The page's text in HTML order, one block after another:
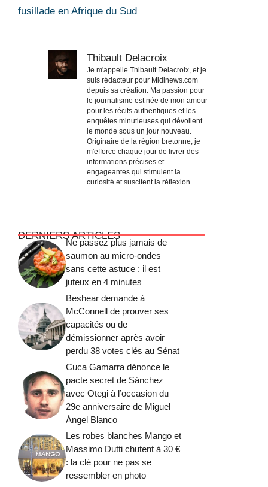
fusillade en Afrique du Sud
Thibault Delacroix
Je m'appelle Thibault Delacroix, et je
suis rédacteur pour Midinews.com
depuis sa création. Ma passion pour
le journalisme est née de mon amour
pour les récits authentiques et les
enquêtes minutieuses qui dévoilent
le monde sous un jour nouveau.
Originaire de la région bretonne, je
m'efforce chaque jour de livrer des
informations précises et
engageantes qui stimulent la
curiosité et suscitent la réflexion.
DERNIERS ARTICLES
Ne passez plus jamais de
saumon au micro-ondes
sans cette astuce : il est
juteux en 4 minutes
Beshear demande à
McConnell de prouver ses
capacités ou de
démissionner après avoir
perdu 38 votes clés au Sénat
Cuca Gamarra dénonce le
pacte secret de Sánchez
avec Otegi à l’occasion du
29e anniversaire de Miguel
Ángel Blanco
Les robes blanches Mango et
Massimo Dutti chutent à 30 €
: la clé pour ne pas se
ressembler en photo